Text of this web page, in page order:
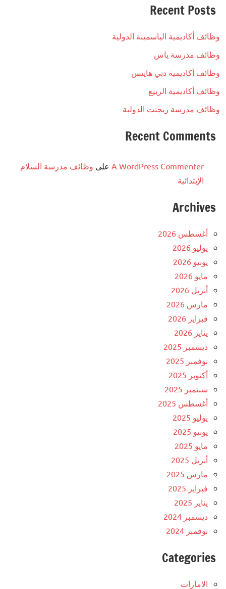
Recent Posts
وظائف أكاديمية الياسمينة الدولية
وظائف مدرسة ياس
وظائف أكاديمية دبي هايتس
وظائف أكاديمية الربيع
وظائف مدرسة ريجنت الدولية
Recent Comments
A WordPress Commenter على وظائف مدرسة السلام
الإبتدائية
Archives
أغسطس 2026
يوليو 2026
يونيو 2026
مايو 2026
أبريل 2026
مارس 2026
فبراير 2026
يناير 2026
ديسمبر 2025
نوفمبر 2025
أكتوبر 2025
سبتمبر 2025
أغسطس 2025
يوليو 2025
يونيو 2025
مايو 2025
أبريل 2025
مارس 2025
فبراير 2025
يناير 2025
ديسمبر 2024
نوفمبر 2024
Categories
الامارات